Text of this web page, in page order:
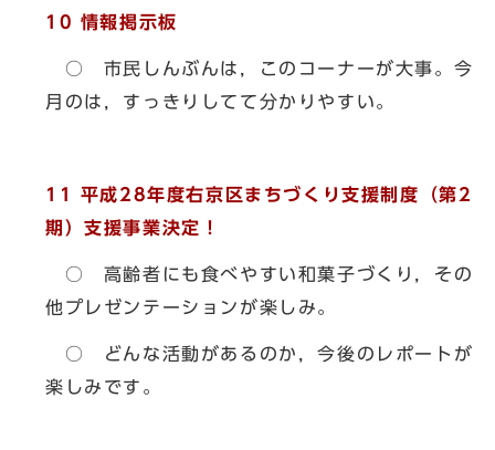
10 情報掲示板
○ 市民しんぶんは，このコーナーが大事。今
月のは，すっきりしてて分かりやすい。
11 平成28年度右京区まちづくり支援制度（第2
期）支援事業決定！
○ 高齢者にも食べやすい和菓子づくり，その
他プレゼンテーションが楽しみ。
○ どんな活動があるのか，今後のレポートが
楽しみです。